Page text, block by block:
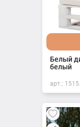
Белый
белый
арт.: